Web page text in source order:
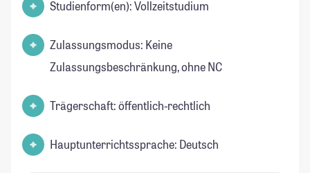
Studienform(en): Vollzeitstudium
Zulassungsmodus: Keine
Zulassungsbeschränkung, ohne NC
Trägerschaft: öffentlich-rechtlich
Hauptunterrichtssprache: Deutsch